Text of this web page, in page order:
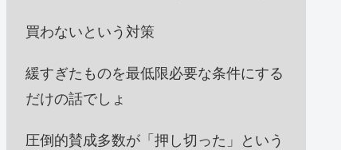
買わないという対策
緩すぎたものを最低限必要な条件にする
だけの話でしょ
圧倒的賛成多数が「押し切った」という